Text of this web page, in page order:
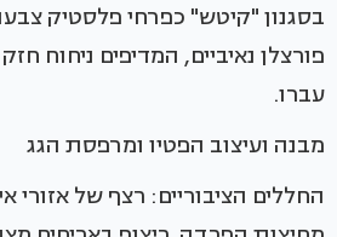
בסגנון "קיטש" כפרחי פלסטיק
פורצלן נאיביים, המדיפים ניחוח
עברו.
מבנה ועיצוב הפטיו ומרפסת הגג
החללים הציבוריים: רצף של אזורי